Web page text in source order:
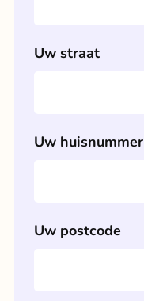
Uw straat
Uw huisnummer
Uw postcode